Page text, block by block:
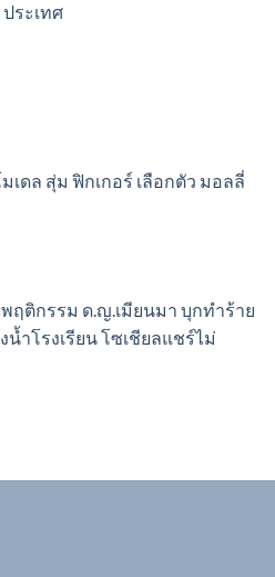
ระเทศ
เดล สุ่ม ฟิกเกอร์ เลือกตัว มอลลี่
ฤติกรรม ด.ญ.เมียนมา บุกทำร้าย
น้ำโรงเรียน โซเชียลแชร์ไม่